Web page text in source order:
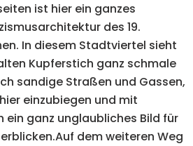
ist hier ein ganzes
des 19.
In diesem Stadtviertel sieht
Kupferstich ganz schmale
sandige Straßen und Gassen,
einzubiegen und mit
ein ganz unglaubliches Bild für
dem weiteren Weg